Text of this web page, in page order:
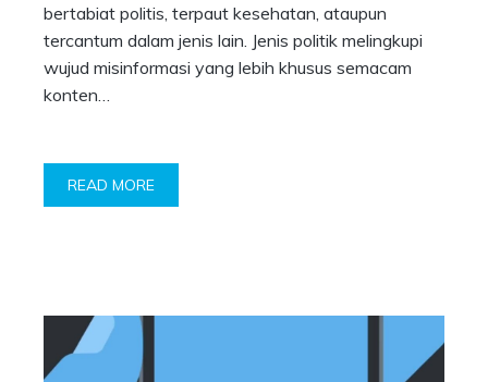
bertabiat politis, terpaut kesehatan, ataupun
tercantum dalam jenis lain. Jenis politik melingkupi
wujud misinformasi yang lebih khusus semacam
konten…
READ MORE